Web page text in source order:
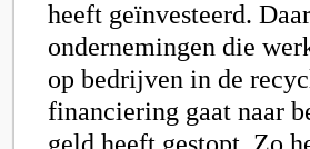
heeft geïnvesteerd.
ondernemingen die
op bedrijven in de
financiering gaat naar
geld heeft gestopt. Zo